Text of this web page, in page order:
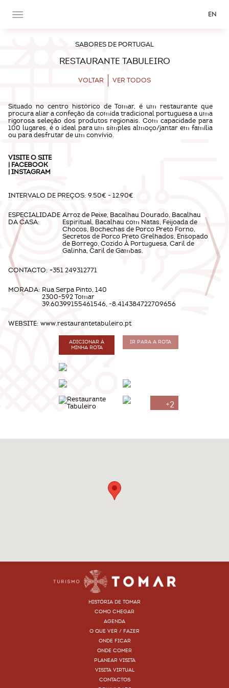
EN
SABORES DE PORTUGAL
RESTAURANTE TABULEIRO
VOLTAR VER TODOS
Situado no centro histórico de Tomar, é um restaurante que
procura aliar a confeção da comida tradicional portuguesa a uma
rigorosa seleção dos produtos regionais. Com capacidade para
100 lugares, é o ideal para um simples almoço/jantar em família
ou para desfrutar de um convívio.
VISITE OSITE
| FACEBOOK
|INSTAGRAM
INTERVALO DE PREÇOS: 9.50€ - 12.90€
ESPECIALIDADE
DA CASA:
Arroz de Peixe, Bacalhau Dourado, Bacalhau
Espiritual, Bacalhau com Natas, Feijoada de
Chocos, Bochechas de Porco Preto Forno,
Secretos de Porco Preto Grelhados, Ensopado
de Borrego, Cozido À Portuguesa, Caril de
Galinha, Caril de Gambas.
CONTACTO: +351 249312771
MORADA: Rua Serpa Pinto, 140
2300-592 Tomar
39.60399155461546, -8.414384722709656
WEBSITE: www.restaurantetabuleiro.pt
ADICIONAR À
MINHA ROTA
IR PARA A ROTA
+2
HISTÓRIA DE TOMAR
COMO CHEGAR
AGENDA
O QUE VER / FAZER
ONDE FICAR
ONDE COMER
PLANEAR VISITA
VISITA VIRTUAL
CONTACTOS